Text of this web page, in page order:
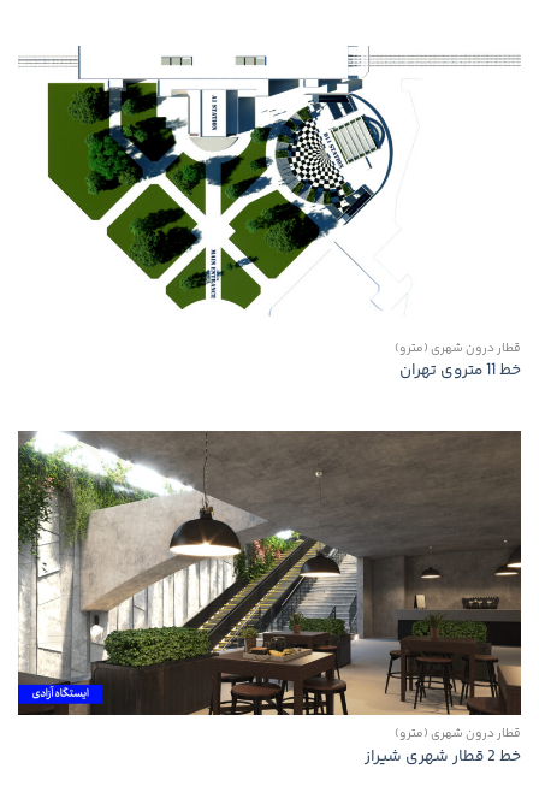
قطار درون شهری (مترو)
خط 11 متروی تهران
قطار درون شهری (مترو)
خط 2 قطار شهری شیراز